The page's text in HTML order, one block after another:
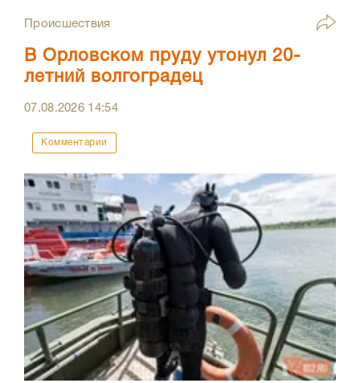
Происшествия
В Орловском пруду утонул 20-
летний волгоградец
07.08.2026 14:54
Комментарии